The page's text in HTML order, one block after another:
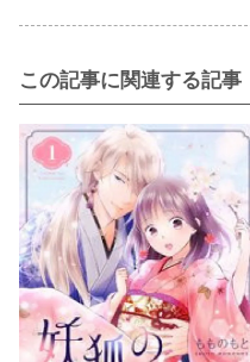
この記事に関連する記事